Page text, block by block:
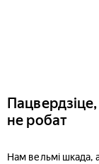
не робат
Нам вельмі шкада,